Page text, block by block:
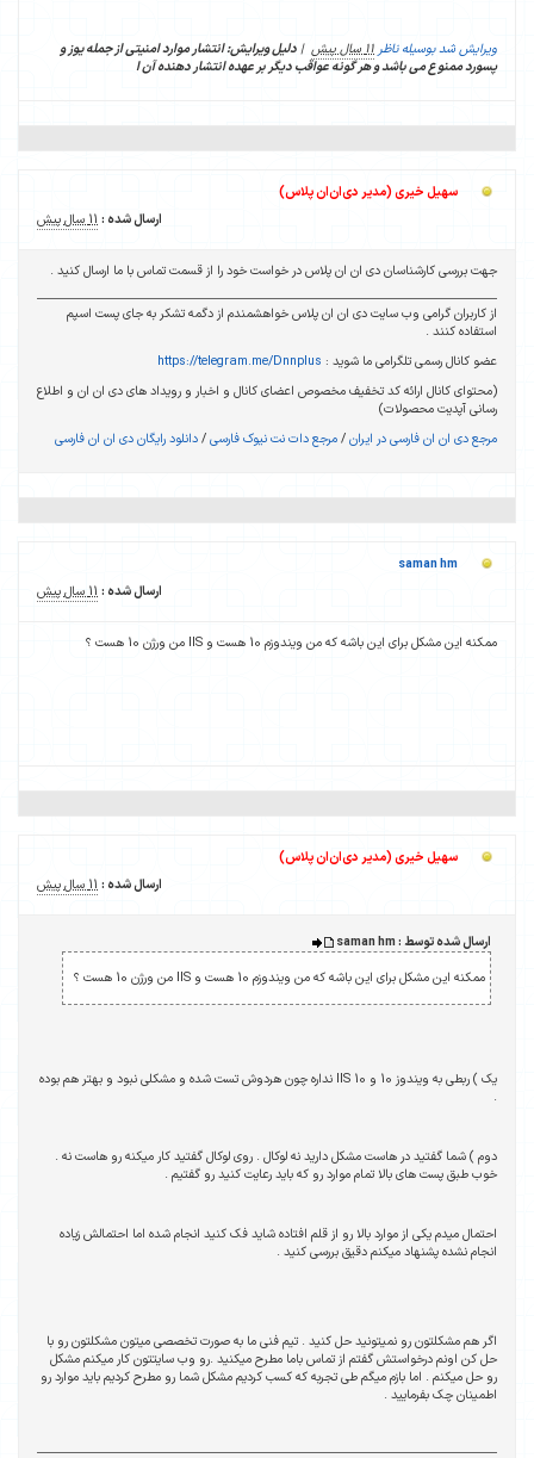
ویرایش شد بوسیله ناظر 11 سال پیش |دلیل ویرایش: انتشار موارد امنیتی از جمله یوز و
پسورد ممنوع می باشد و هر گونه عواقب دیگر بر عهده انتشار دهنده آن ا
سهیل خیری (مدیر دی‌ان‌ان پلاس)
ارسال شده : 11 سال پیش
جهت بررسی کارشناسان دی ان ان پلاس در خواست خود را از قسمت تماس با ما ارسال کنید .
از کاربران گرامی وب سایت دی ان ان پلاس خواهشمندم از دگمه تشکر به جای پست اسپم
استفاده کنند .
عضو کانال رسمی تلگرامی ما شوید : https://telegram.me/Dnnplus
(محتوای کانال ارائه کد تخفیف مخصوص اعضای کانال و اخبار و رویداد های دی ان ان و اطلاع
رسانی آپدیت محصولات)
مرجع دی ان ان فارسی در ایران/مرجع دات نت نیوک فارسی/دانلود رایگان دی ان ان فارسی
saman hm
ارسال شده : 11 سال پیش
ممکنه این مشکل برای این باشه که من ویندوزم 10 هست و IIS من ورژن 10 هست ؟
سهیل خیری (مدیر دی‌ان‌ان پلاس)
ارسال شده : 11 سال پیش
ارسال شده توسط : saman hm
ممکنه این مشکل برای این باشه که من ویندوزم 10 هست و IIS من ورژن 10 هست ؟
یک ) ربطی به ویندوز 10 و IIS 10 نداره چون هردوش تست شده و مشکلی نبود و بهتر هم بوده
.
دوم ) شما گفتید در هاست مشکل دارید نه لوکال . روی لوکال گفتید کار میکنه رو هاست نه .
خوب طبق پست های بالا تمام موارد رو که باید رعایت کنید رو گفتیم .
احتمال میدم یکی از موارد بالا رو از قلم افتاده شاید فک کنید انجام شده اما احتمالش زیاده
انجام نشده پشنهاد میکنم دقیق بررسی کنید .
اگر هم مشکلتون رو نمیتونید حل کنید . تیم فنی ما به صورت تخصصی میتون مشکلتون رو با
حل کن اونم درخواستش گفتم از تماس باما مطرح میکنید .رو وب سایتتون کار میکنم مشکل
رو حل میکنم . اما بازم میگم طی تجربه که کسب کردیم مشکل شما رو مطرح کردیم باید موارد رو
اطمینان چک بفرمایید .